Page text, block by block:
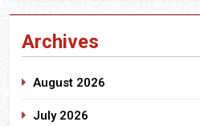
Archives
August 2026
July 2026